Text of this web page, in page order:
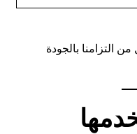
التزامنا بالجودة